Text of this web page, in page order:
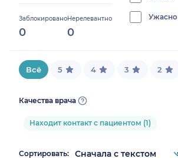
Заблокировано
0
Нерелевантно
0
0%
Ужасно
progress:
Всё 5 4 3 2
Качества врача
Находит контакт с пациентом (1)
Сортировать: